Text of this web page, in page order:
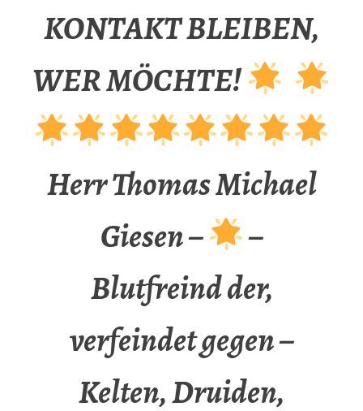
KONTAKT BLEIBEN,
WER MÖCHTE!
Herr Thomas Michael
Giesen –
–
Blutfreind der,
verfeindet gegen –
Kelten, Druiden,